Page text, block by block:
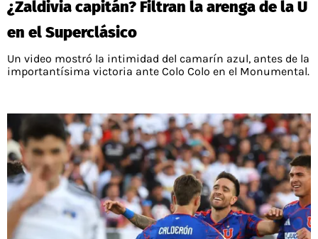
¿Zaldivia capitán? Filtran la arenga de la U
en el Superclásico
Un video mostró la intimidad del camarín azul, antes de la
importantísima victoria ante Colo Colo en el Monumental.